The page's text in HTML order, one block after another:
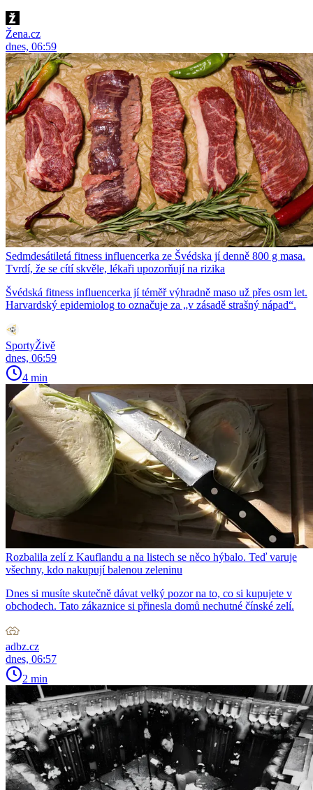
Žena.cz
dnes, 06:59
Sedmdesátiletá fitness influencerka ze Švédska jí denně 800 g masa.
Tvrdí, že se cítí skvěle, lékaři upozorňují na rizika
Švédská fitness influencerka jí téměř výhradně maso už přes osm let.
Harvardský epidemiolog to označuje za „v zásadě strašný nápad“.
SportyŽivě
dnes, 06:59
4 min
Rozbalila zelí z Kauflandu a na listech se něco hýbalo. Teď varuje
všechny, kdo nakupují balenou zeleninu
Dnes si musíte skutečně dávat velký pozor na to, co si kupujete v
obchodech. Tato zákaznice si přinesla domů nechutné čínské zelí.
adbz.cz
dnes, 06:57
2 min